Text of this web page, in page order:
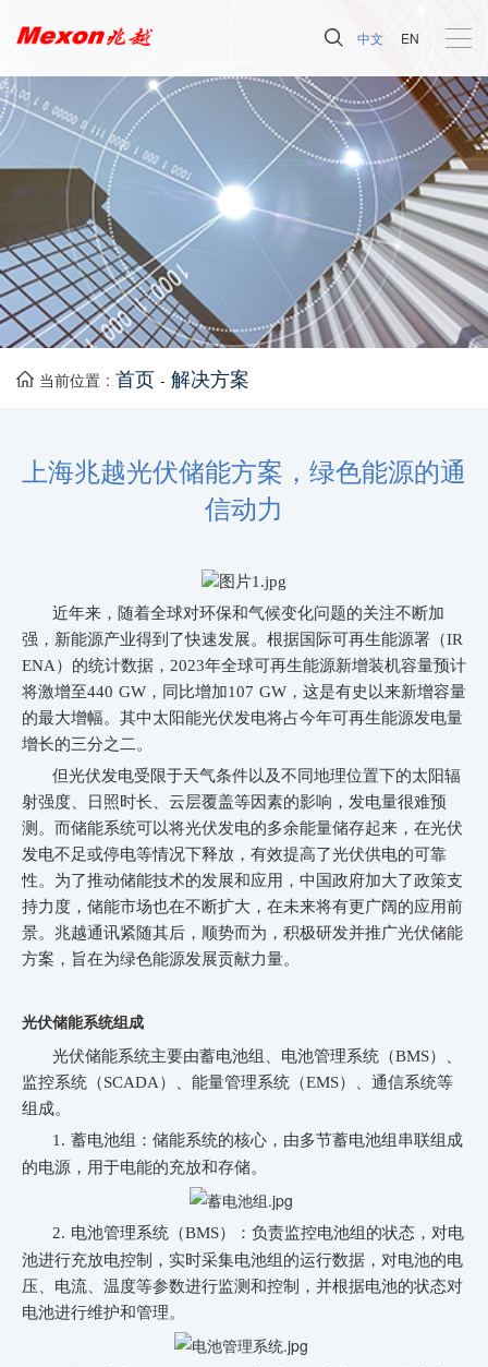
中文 EN
当前位置 : 首页 - 解决方案
上海兆越光伏储能方案，绿色能源的通
信动力
近年来，随着全球对环保和气候变化问题的关注不断加
强，新能源产业得到了快速发展。根据国际可再生能源署（IR
ENA） 的统计数据， 2023年全球可再生能源新增装机容量预计
将激增至440 GW，同比增加107 GW，这是有史以来新增容量
的最大增幅。 其中太阳能光伏发电将占今年可再生能源发电量
增长的三分之二。
但光伏发电受限于天气条件以及不同地理位置下的太阳辐
射强度、日照时长、云层覆盖等因素的影响，发电量很难预
测。而储能系统可以将光伏发电的多余能量储存起来，在光伏
发电不足或停电等情况下释放，有效提高了光伏供电的可靠
性。 为了推动储能技术的发展和应用，中国政府加大了政策支
持力度，储能市场也在不断扩大，在未来将有更广阔的应用前
景。兆越通讯紧随其后，顺势而为，积极研发并推广光伏储能
方案，旨在为绿色能源发展贡献力量。
光伏储能系统组成
光伏储能系统主要由蓄电池组、电池管理系统（BMS）、
监控系统（SCADA）、能量管理系统（EMS）、通信系统等
组成。
1. 蓄电池组：储能系统的核心，由多节蓄电池组串联组成
的电源，用于电能的充放和存储。
2. 电池管理系统（BMS）：负责监控电池组的状态，对电
池进行充放电控制，实时采集电池组的运行数据，对电池的电
压、电流、温度等参数进行监测和控制，并根据电池的状态对
电池进行维护和管理。